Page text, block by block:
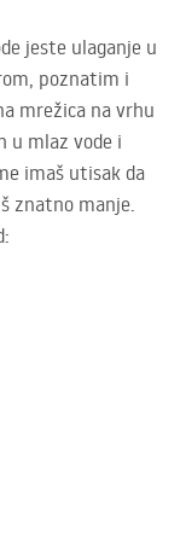
jeste ulaganje u
poznatim i
mrežica na vrhu
u mlaz vode i
imaš utisak da
znatno manje.